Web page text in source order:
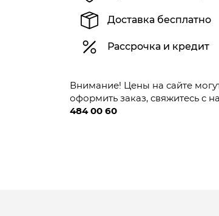
Доставка бесплатно
Рассрочка и кредит
Внимание! Цены на сайте
оформить заказ, свяжитесь с
484 00 60